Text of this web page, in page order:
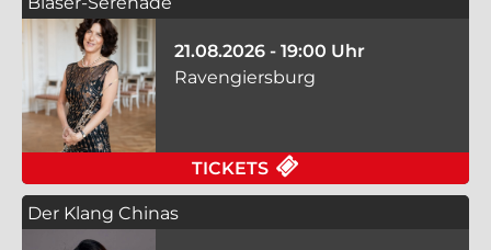
21.08.2026 - 19:00 Uhr
Ravengiersburg
TICKETS
Der Klang Chinas